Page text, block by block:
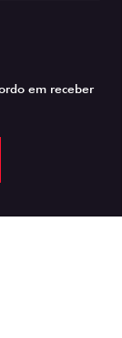
em receber